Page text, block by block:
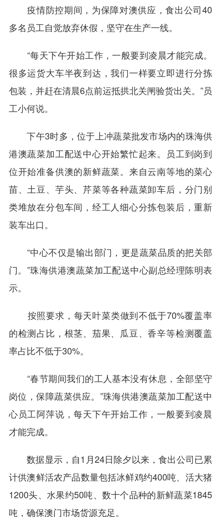
疫情防控期间，为保障对澳供应，食出公司40
多名员工自觉放弃休假，坚守在生产一线。
“每天下午开始工作，一般要到凌晨才能完成。
很多运货大车半夜到达，我们一样要立即进行分拣
包装，并赶在清晨6点前运抵拱北关闸验货出关。”员
工小何说。
下午3时多，位于上冲蔬菜批发市场内的珠海供
港澳蔬菜加工配送中心开始繁忙起来。员工到岗到
位开始准备供澳的新鲜蔬菜。来自云南等地的菜心
苗、土豆、芋头、芹菜等各种蔬菜卸车后，分门别
类堆放在分包车间，经工人细心分拣包装后，重新
装车出口。
“中心不仅是输出部门，更是蔬菜品质的把关部
门。”珠海供港澳蔬菜加工配送中心副总经理陈明表
示。
按照要求，每天叶菜类做到不低于70%覆盖率
的检测占比，根茎、茄果、瓜豆、香辛等检测覆盖
率占比不低于30%。
“春节期间我们的工人基本没有休息，全部坚守
岗位，保障蔬菜供应。”珠海供港澳蔬菜加工配送中
心员工阿萍说，每天下午开始工作，一般要到凌晨
才能完成。
数据显示，自1月24日除夕以来，食出公司已累
计供澳鲜活农产品数量包括冰鲜鸡约400吨、活大猪
1200头、水果约50吨、数十个品种的新鲜蔬菜1845
吨，确保澳门市场货源充足。